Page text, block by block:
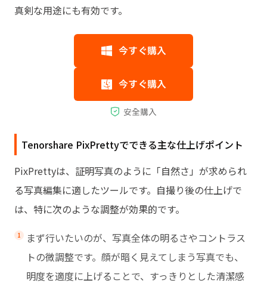
真剣な用途にも有効です。
Tenorshare PixPrettyでできる主な仕上げポイント
PixPrettyは、証明写真のように「自然さ」が求められ
る写真編集に適したツールです。自撮り後の仕上げで
は、特に次のような調整が効果的です。
まず行いたいのが、写真全体の明るさやコントラス
トの微調整です。顔が暗く見えてしまう写真でも、
明度を適度に上げることで、すっきりとした清潔感